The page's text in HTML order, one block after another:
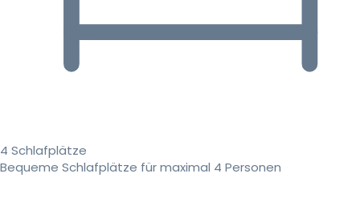
4 Schlafplätze
Bequeme Schlafplätze für maximal 4 Personen